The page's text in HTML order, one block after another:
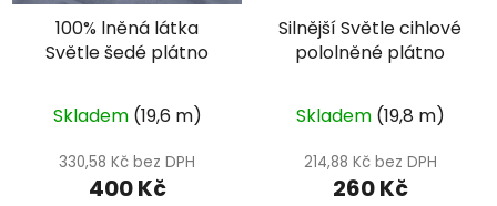
100% lněná látka
Světle šedé plátno
Skladem (19,6 m)
330,58 Kč bez DPH
400 Kč
Silnější Světle cihlové
pololněné plátno
Skladem (19,8 m)
214,88 Kč bez DPH
260 Kč